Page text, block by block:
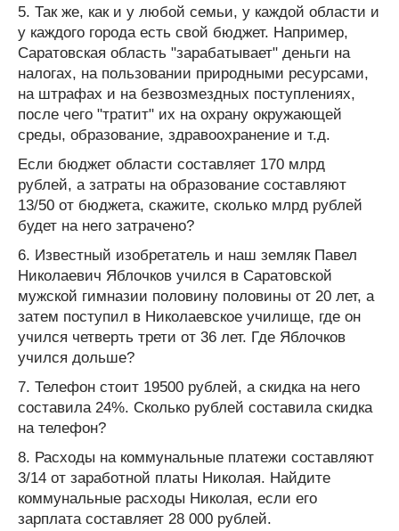
5. Так же, как и у любой семьи, у каждой области и
у каждого города есть свой бюджет. Например,
Саратовская область "зарабатывает" деньги на
налогах, на пользовании природными ресурсами,
на штрафах и на безвозмездных поступлениях,
после чего "тратит" их на охрану окружающей
среды, образование, здравоохранение и т.д.
Если бюджет области составляет 170 млрд
рублей, а затраты на образование составляют
13/50 от бюджета, скажите, сколько млрд рублей
будет на него затрачено?
6. Известный изобретатель и наш земляк Павел
Николаевич Яблочков учился в Саратовской
мужской гимназии половину половины от 20 лет, а
затем поступил в Николаевское училище, где он
учился четверть трети от 36 лет. Где Яблочков
учился дольше?
7. Телефон стоит 19500 рублей, а скидка на него
составила 24%. Сколько рублей составила скидка
на телефон?
8. Расходы на коммунальные платежи составляют
3/14 от заработной платы Николая. Найдите
коммунальные расходы Николая, если его
зарплата составляет 28 000 рублей.